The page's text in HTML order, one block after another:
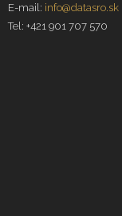
E-mail: info@datasro.sk
Tel: +421 901 707 570